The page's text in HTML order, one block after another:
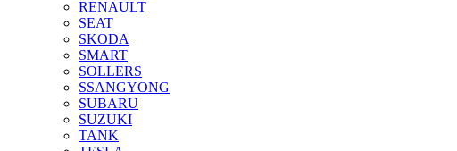
RENAULT
SEAT
SKODA
SMART
SOLLERS
SSANGYONG
SUBARU
SUZUKI
TANK